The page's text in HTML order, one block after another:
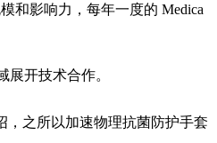
和影响力，每年一度的 Medica
开技术合作。
之所以加速物理抗菌防护手套